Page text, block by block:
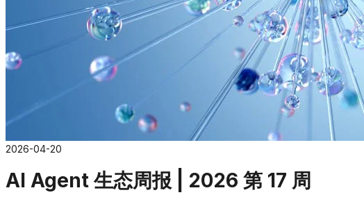
2026-04-20
AI Agent 生态周报 | 2026 第 17 周